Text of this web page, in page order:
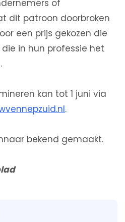
of
dit patroon doorbroken
een prijs gekozen die
in hun professie het
kan tot 1 juni via
.
bekend gemaakt.